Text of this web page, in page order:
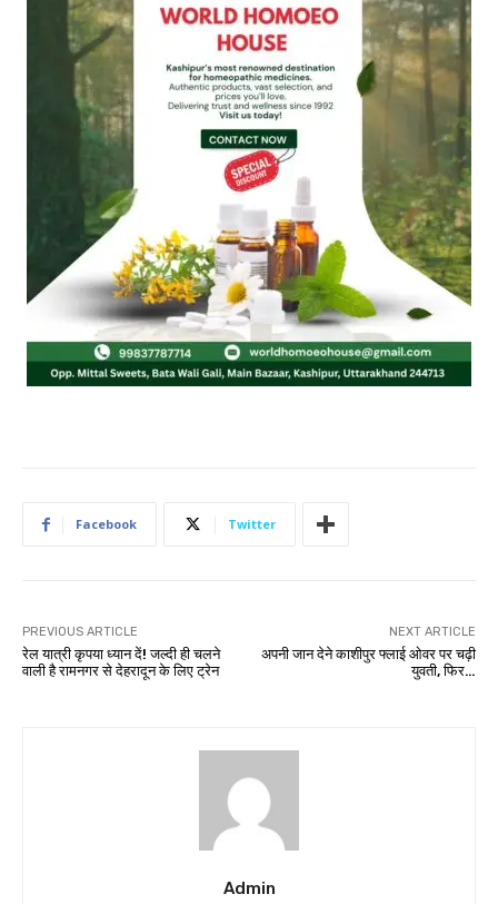
Facebook Twitter
PREVIOUS ARTICLE
रेल यात्री कृपया ध्यान दें! जल्दी ही चलने
वाली है रामनगर से देहरादून के लिए ट्रेन
NEXT ARTICLE
अपनी जान देने काशीपुर फ्लाई ओवर पर चढ़ी
युवती, फिर…
Admin